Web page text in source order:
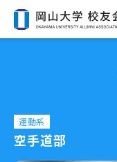
運動系
空手道部